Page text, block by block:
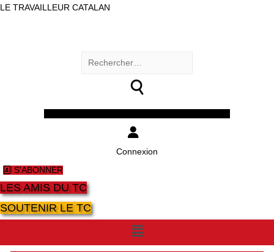
LE TRAVAILLEUR CATALAN
Rechercher :
Connexion
S'ABONNER
LES AMIS DU TC
SOUTENIR LE TC
Menu